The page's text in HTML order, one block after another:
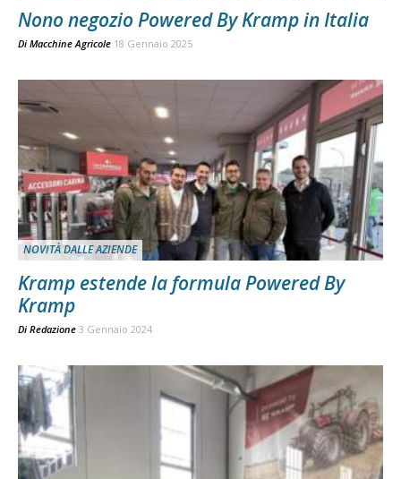
Nono negozio Powered By Kramp in Italia
Di Macchine Agricole 18 Gennaio 2025
NOVITÀ DALLE AZIENDE
Kramp estende la formula Powered By
Kramp
Di Redazione 3 Gennaio 2024